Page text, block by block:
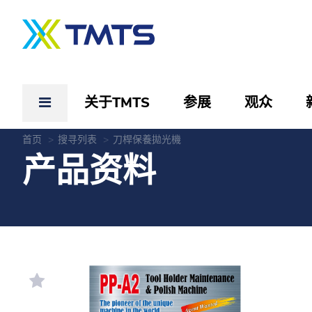
关于TMTS 参展 观众
首页 搜寻列表 刀桿保養拋光機
产品资料